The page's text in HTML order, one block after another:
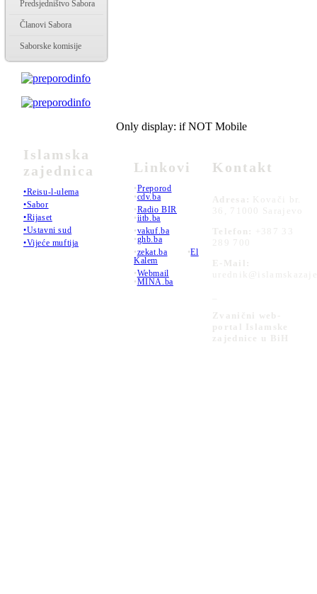
Predsjedništvo Sabora
Članovi Sabora
Saborske komisije
Islamska
zajednica
•Reisu-l-ulema
•Sabor
•Rijaset
•Ustavni sud
•Vijeće muftija
Only display: if NOT Mobile
Linkovi
•Preporod
•cdv.ba
•Radio BIR
•iitb.ba
•vakuf.ba
•ghb.ba
•zekat.ba •El
Kalem
•Webmail
•MINA.ba
Kontakt
Adresa:
Kovači br.
36, 71000 Sarajevo
Telefon:
+387 33
289 700
E-Mail:
Zvanični web-
portal Islamske
zajednice u BiH